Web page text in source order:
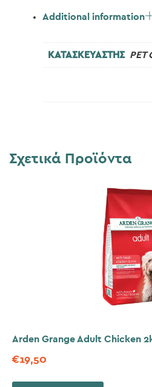
Additional information
ΚΑΤΑΣΚΕΥΑΣΤΗΣ PET
Σχετικά Προϊόντα
Arden Grange Adult Chicken
€19,50